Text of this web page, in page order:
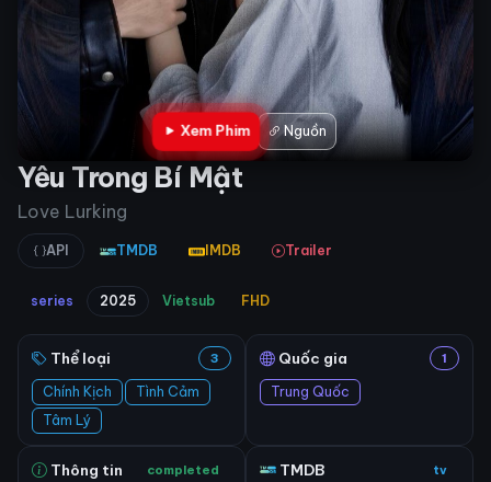
Xem Phim Nguồn
Yêu Trong Bí Mật
Love Lurking
API TMDB IMDB Trailer
series 2025 Vietsub FHD
Thể loại 3
Chính Kịch
Tình Cảm
Tâm Lý
Quốc gia 1
Trung Quốc
Thông tin completed TMDB tv